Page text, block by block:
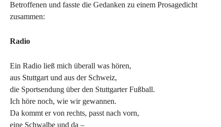
Betroffenen und fasste die Gedanken zu einem Prosagedicht
zusammen:
Radio
Ein Radio ließ mich überall was hören,
aus Stuttgart und aus der Schweiz,
die Sportsendung über den Stuttgarter Fußball.
Ich höre noch, wie wir gewannen.
Da kommt er von rechts, passt nach vorn,
eine Schwalbe und da –